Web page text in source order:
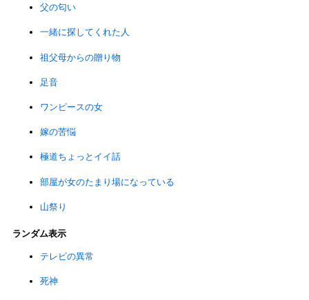
父の匂い
一緒に探してくれた人
祖父母からの贈り物
足音
ワンピースの女
嫁の苦悩
極道ちょっとイイ話
部屋が女のたまり場になっている
山祭り
ランダム表示
テレビの異常
死神